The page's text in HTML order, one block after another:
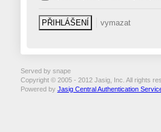
Served by snape
Copyright © 2005 - 2012 Jasig, Inc. All rights
Powered by Jasig Central Authentication